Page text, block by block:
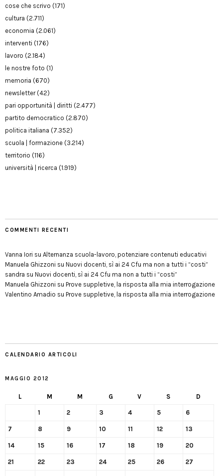
cose che scrivo (171)
cultura (2.711)
economia (2.061)
interventi (176)
lavoro (2.184)
le nostre foto (1)
memoria (670)
newsletter(42)
pari opportunità | diritti (2.477)
partito democratico (2.870)
politica italiana (7.352)
scuola | formazione (3.214)
territorio (116)
università | ricerca (1.919)
COMMENTI RECENTI
Vanna Iori su Alternanza scuola-lavoro, potenziare contenuti educativi
Manuela Ghizzoni su Nuovi docenti, sì ai 24 Cfu ma non a tutti i “costi”
sandra su Nuovi docenti, sì ai 24 Cfu ma non a tutti i “costi”
Manuela Ghizzoni su Prove suppletive, la risposta alla mia interrogazione
Valentino Amadio su Prove suppletive, la risposta alla mia interrogazione
CALENDARIO ARTICOLI
MAGGIO 2012
L M M G V S D
1 2 3 4 5 6
7 8 9 10 11 12 13
14 15 16 17 18 19 20
21 22 23 24 25 26 27